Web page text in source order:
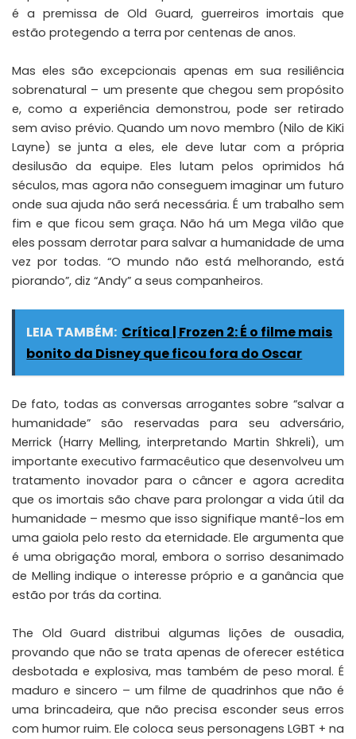
é a premissa de Old Guard, guerreiros imortais que
estão protegendo a terra por centenas de anos.
Mas eles são excepcionais apenas em sua resiliência
sobrenatural – um presente que chegou sem propósito
e, como a experiência demonstrou, pode ser retirado
sem aviso prévio. Quando um novo membro (Nilo de KiKi
Layne) se junta a eles, ele deve lutar com a própria
desilusão da equipe. Eles lutam pelos oprimidos há
séculos, mas agora não conseguem imaginar um futuro
onde sua ajuda não será necessária. É um trabalho sem
fim e que ficou sem graça. Não há um Mega vilão que
eles possam derrotar para salvar a humanidade de uma
vez por todas. “O mundo não está melhorando, está
piorando”, diz “Andy” a seus companheiros.
LEIA TAMBÉM: Crítica | Frozen 2: É o filme mais
bonito da Disney que ficou fora do Oscar
De fato, todas as conversas arrogantes sobre “salvar a
humanidade” são reservadas para seu adversário,
Merrick (Harry Melling, interpretando Martin Shkreli), um
importante executivo farmacêutico que desenvolveu um
tratamento inovador para o câncer e agora acredita
que os imortais são chave para prolongar a vida útil da
humanidade – mesmo que isso signifique mantê-los em
uma gaiola pelo resto da eternidade. Ele argumenta que
é uma obrigação moral, embora o sorriso desanimado
de Melling indique o interesse próprio e a ganância que
estão por trás da cortina.
The Old Guard distribui algumas lições de ousadia,
provando que não se trata apenas de oferecer estética
desbotada e explosiva, mas também de peso moral. É
maduro e sincero – um filme de quadrinhos que não é
uma brincadeira, que não precisa esconder seus erros
com humor ruim. Ele coloca seus personagens LGBT + na